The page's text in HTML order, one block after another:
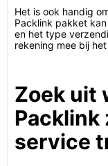
Het is ook handig
Packlink pakket
en het type
rekening mee bij
Zoek uit
Packlink
service